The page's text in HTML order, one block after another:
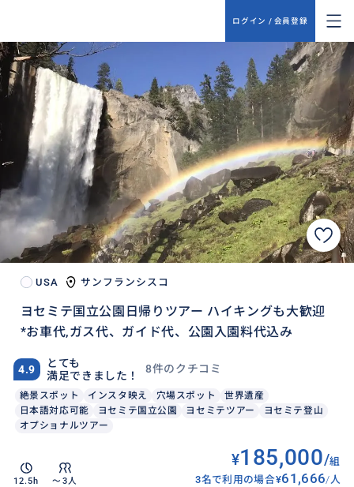
ログイン / 会員登録
USA サンフランシスコ
ヨセミテ国立公園日帰りツアー ハイキングも大歓迎
*お車代,ガス代、ガイド代、公園入園料代込み
4.9
とても
満足できました！
8件のクチコミ
絶景スポット インスタ映え 穴場スポット
世界遺産
日本語対応可能
ヨセミテ国立公園 ヨセミテツアー
ヨセミテ登山
オプショナルツアー
12.5h 〜3人
¥185,000/組
3名で利用の場合¥61,666/ 人